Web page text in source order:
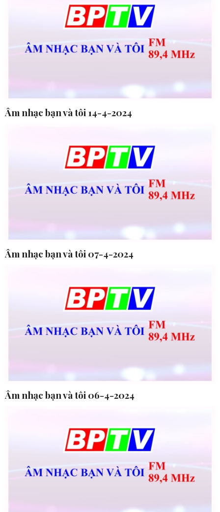
Âm nhạc bạn và tôi 14-4-2024
Âm nhạc bạn và tôi 07-4-2024
Âm nhạc bạn và tôi 06-4-2024